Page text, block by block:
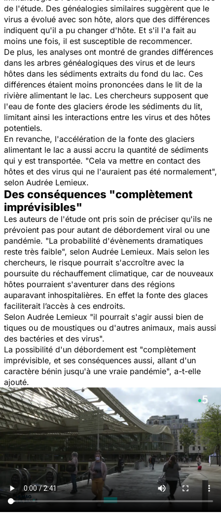
de l'étude. Des généalogies similaires suggèrent que le
virus a évolué avec son hôte, alors que des différences
indiquent qu'il a pu changer d'hôte. Et s'il l'a fait au
moins une fois, il est susceptible de recommencer.
De plus, les analyses ont montré de grandes différences
dans les arbres généalogiques des virus et de leurs
hôtes dans les sédiments extraits du fond du lac. Ces
différences étaient moins prononcées dans le lit de la
rivière alimentant le lac. Les chercheurs supposent que
l'eau de fonte des glaciers érode les sédiments du lit,
limitant ainsi les interactions entre les virus et des hôtes
potentiels.
En revanche, l'accélération de la fonte des glaciers
alimentant le lac a aussi accru la quantité de sédiments
qui y est transportée. "Cela va mettre en contact des
hôtes et des virus qui ne l'auraient pas été normalement",
selon Audrée Lemieux.
Des conséquences "complètement
imprévisibles"
Les auteurs de l'étude ont pris soin de préciser qu'ils ne
prévoient pas pour autant de débordement viral ou une
pandémie. "La probabilité d'évènements dramatiques
reste très faible", selon Audrée Lemieux. Mais selon les
chercheurs, le risque pourrait s'accroître avec la
poursuite du réchauffement climatique, car de nouveaux
hôtes pourraient s'aventurer dans des régions
auparavant inhospitalières. En effet la fonte des glaces
faciliterait l’accès à ces endroits.
Selon Audrée Lemieux "il pourrait s'agir aussi bien de
tiques ou de moustiques ou d'autres animaux, mais aussi
des bactéries et des virus".
La possibilité d'un débordement est "complètement
imprévisible, et ses conséquences aussi, allant d'un
caractère bénin jusqu'à une vraie pandémie", a-t-elle
ajouté.